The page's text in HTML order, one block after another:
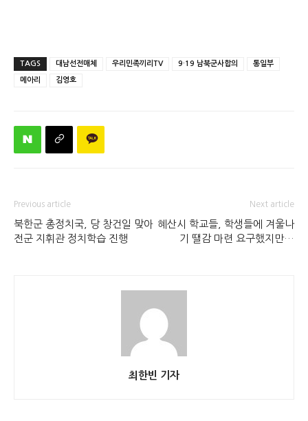
TAGS 대남선전매체 우리민족끼리TV 9·19 남북군사합의 통일부
메아리 김영호
Previous article
북한군 총정치국, 당 창건일 맞아
전군 지휘관 정치학습 진행
Next article
혜산시 학교들, 학생들에 겨울나
기 땔감 마련 요구했지만…
최한빈 기자